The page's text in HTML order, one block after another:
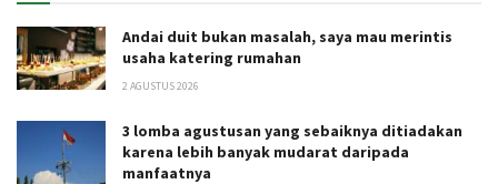
Andai duit bukan masalah, saya mau merintis
usaha katering rumahan
2 AGUSTUS 2026
3 lomba agustusan yang sebaiknya ditiadakan
karena lebih banyak mudarat daripada
manfaatnya